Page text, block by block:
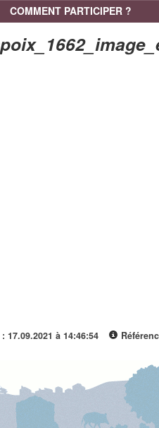
COMMENT PARTICIPER ?
17.09.2021 à 14:46:54